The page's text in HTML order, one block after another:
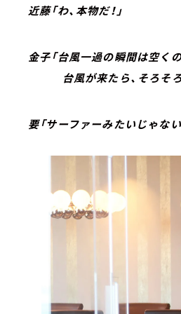
近藤「わ、本物だ！」
金子「台風一過の瞬間は空くの
台風が来たら、そろそろ過
要「サーファーみたいじゃない